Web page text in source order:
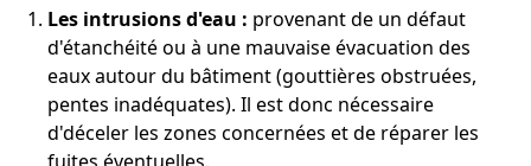
Les intrusions d'eau : provenant de un défaut
d'étanchéité ou à une mauvaise évacuation des
eaux autour du bâtiment (gouttières obstruées,
pentes inadéquates). Il est donc nécessaire
d'déceler les zones concernées et de réparer les